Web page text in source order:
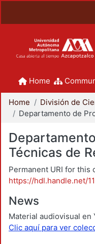
Home
Home
Técnicas de
Permanent URI for this
https://hdl.handle.net/
News
Material audiovisual en
Clic aquí para ver